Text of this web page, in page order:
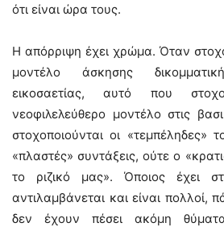
ότι είναι ώρα τους.
Η απόρριψη έχει χρώμα. Όταν
μοντέλο άσκησης
εικοσαετίας, αυτό που
νεοφιλελεύθερο μοντέλο στις
στοχοποιούνται οι «τεμπέληδες»
«πλαστές» συντάξεις, ούτε ο
το ριζικό μας». Όποιος έχει
αντιλαμβάνεται και είναι πολλοί,
δεν έχουν πέσει ακόμη